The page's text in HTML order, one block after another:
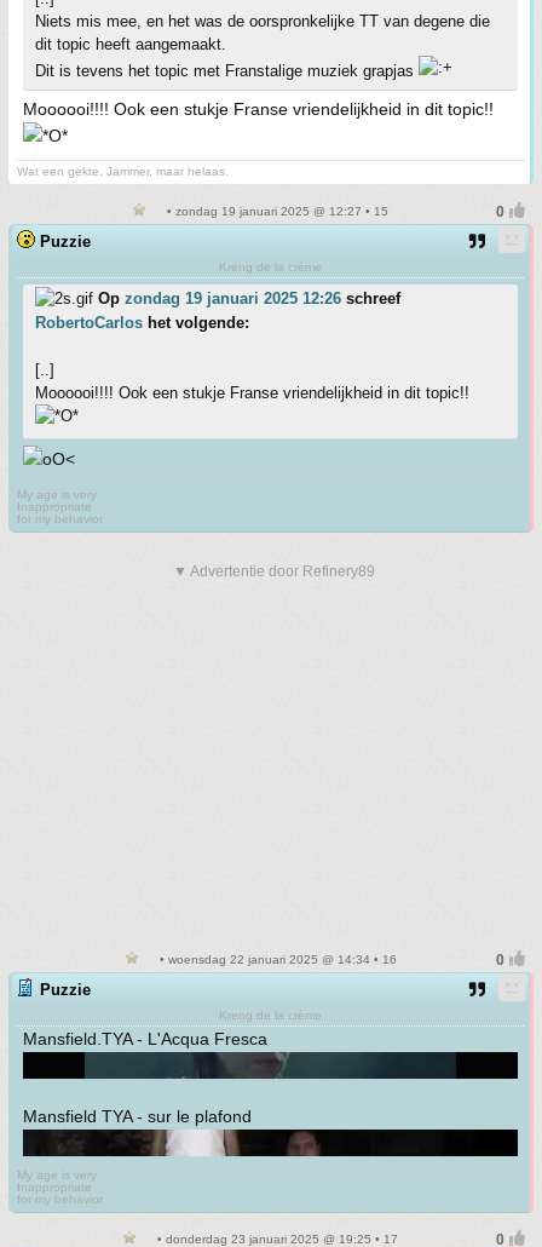
Niets mis mee, en het was de oorspronkelijke TT van degene die
dit topic heeft aangemaakt.
Dit is tevens het topic met Franstalige muziek grapjas
Moooooi!!!! Ook een stukje Franse vriendelijkheid in dit topic!!
Wat een gekte. Jammer, maar helaas.
• zondag 19 januari 2025 @ 12:27 • 15
Puzzie
Kreng de la crème
Op zondag 19 januari 2025 12:26 schreef
RobertoCarlos het volgende:
[..]
Moooooi!!!! Ook een stukje Franse vriendelijkheid in dit topic!!
My age is very
Inappropriate
for my behavior
▼ Advertentie door Refinery89
• woensdag 22 januari 2025 @ 14:34 • 16
Puzzie
Kreng de la crème
Mansfield.TYA - L'Acqua Fresca
Mansfield TYA - sur le plafond
My age is very
Inappropriate
for my behavior
• donderdag 23 januari 2025 @ 19:25 • 17